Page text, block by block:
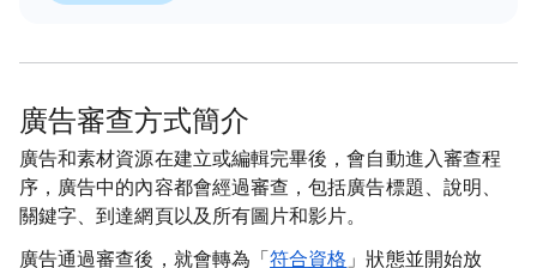
廣告審查方式簡介
廣告和素材資源在建立或編輯完畢後，會自動進入審查程
序，廣告中的內容都會經過審查，包括廣告標題、說明、
關鍵字、到達網頁以及所有圖片和影片。
廣告通過審查後，就會轉為「符合資格」狀態並開始放